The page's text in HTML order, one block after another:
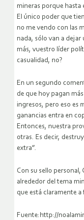
mineras porque hasta
El único poder que
no me vendo con las
nada, sólo van a dejar
más, vuestro líder
casualidad, no?
En un segundo
de que hoy pagan
ingresos, pero eso es
ganancias entra en
Entonces, nuestra
otras. Es decir,
extra”.
Con su sello personal,
alrededor del tema
que está claramente a
Fuente:http://